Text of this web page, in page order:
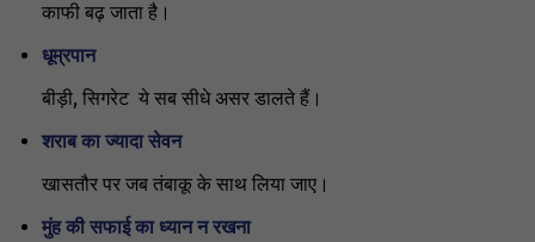
काफी बढ़ जाता है।
धूम्रपान
बीड़ी, सिगरेट ये सब सीधे असर डालते हैं।
शराब का ज्यादा सेवन
खासतौर पर जब तंबाकू के साथ लिया जाए।
मुंह की सफाई का ध्यान न रखना